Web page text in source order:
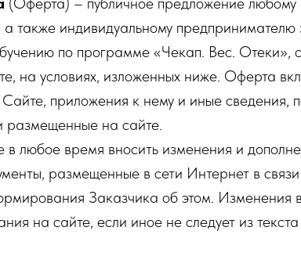
также индивидуальному предпринимателю
по программе «Чекап. Вес. Отеки»,
на условиях, изложенных ниже. Оферта
приложения к нему и иные сведения,
размещенные на сайте.
в любое время вносить изменения и
размещенные в сети Интернет в
Заказчика об этом. Изменения
на сайте, если иное не следует из